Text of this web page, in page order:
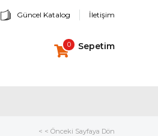
Güncel Katalog İletişim
Sepetim
0
< < Önceki Sayfaya Dön